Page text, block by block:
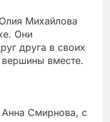
Михайлова
Они
друга в своих
вместе.
Смирнова, с